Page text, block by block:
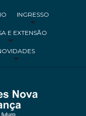
INGRESSO
E EXTENSÃO